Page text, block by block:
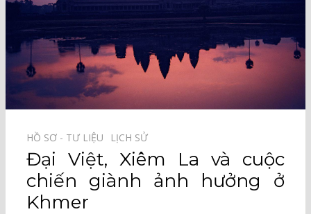
HỒ SƠ - TƯ LIỆU⠀ LỊCH SỬ⠀
Đại Việt, Xiêm La và cuộc
chiến giành ảnh hưởng ở
Khmer